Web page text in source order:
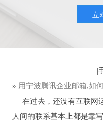
立
|
» 用宁波腾讯企业邮箱,如
在过去，还没有互联网
人间的联系基本上都是靠